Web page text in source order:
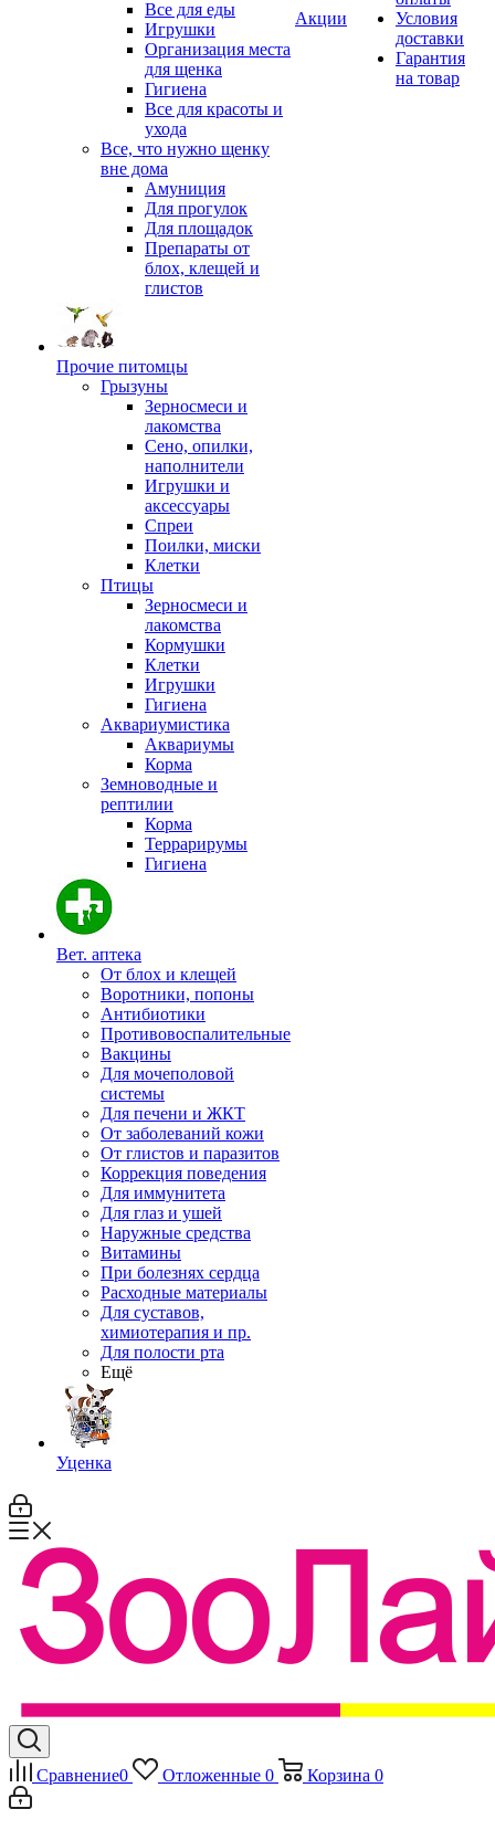
Все для еды
Игрушки
Организация места
для щенка
Гигиена
Все для красоты и
ухода
Все, что нужно щенку
вне дома
Амуниция
Для прогулок
Для площадок
Препараты от
блох, клещей и
глистов
Прочие питомцы
Грызуны
Зерносмеси и
лакомства
Сено, опилки,
наполнители
Игрушки и
аксессуары
Спреи
Поилки, миски
Клетки
Птицы
Зерносмеси и
лакомства
Кормушки
Клетки
Игрушки
Гигиена
Аквариумистика
Аквариумы
Корма
Земноводные и
рептилии
Корма
Террарирумы
Гигиена
Вет. аптека
От блох и клещей
Воротники, попоны
Антибиотики
Противовоспалительные
Вакцины
Для мочеполовой
системы
Для печени и ЖКТ
От заболеваний кожи
От глистов и паразитов
Коррекция поведения
Для иммунитета
Для глаз и ушей
Наружные средства
Витамины
При болезнях сердца
Расходные материалы
Для суставов,
химиотерапия и пр.
Для полости рта
Ещё
Уценка
Акции
Условия
доставки
Гарантия
на товар
Сравнение0 Отложенные 0 Корзина 0